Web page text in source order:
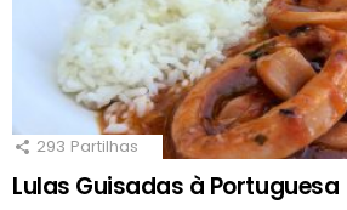
293 Partilhas
Lulas Guisadas à Portuguesa